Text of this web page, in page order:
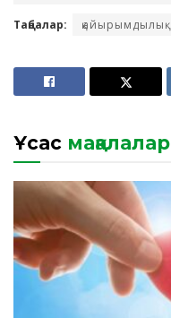
Таңбалар: қайырымдылық
Ұқсас мақалалар